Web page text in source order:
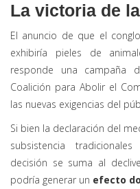
La victoria de
El anuncio de que el
exhibiría pieles de
responde una campaña
Coalición para Abolir el
las nuevas exigencias del
Si bien la declaración del
subsistencia
decisión se suma al
podría generar un efecto